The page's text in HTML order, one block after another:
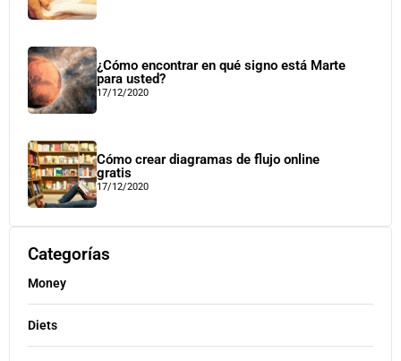
¿Cómo encontrar en qué signo está Marte
para usted?
17/12/2020
Cómo crear diagramas de flujo online
gratis
17/12/2020
Categorías
Money
Diets